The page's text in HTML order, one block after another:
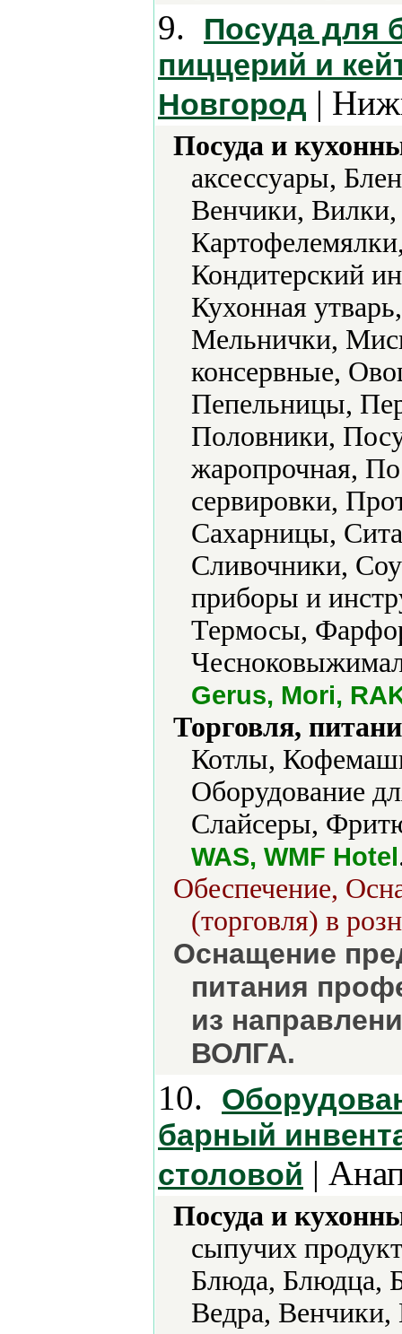
9.
Посуда для
пиццерий и
Новгород |
Посуда и
аксессуары,
Венчики,
Кондитерский
Кухонная
Мельнички,
консервные,
Пепельницы,
Половники,
жаропрочная,
сервировки,
Сахарницы,
Сливочники,
приборы и
Термосы,
Gerus, Mori,
Торговля,
Котлы,
Оборудование
Слайсеры,
WAS, WMF Hotel
Обеспечение,
(торговля) в
Оснащение
питания
из
ВОЛГА.
10.
барный
столовой |
Посуда и
сыпучих
Блюда, Блюдца,
Ведра,